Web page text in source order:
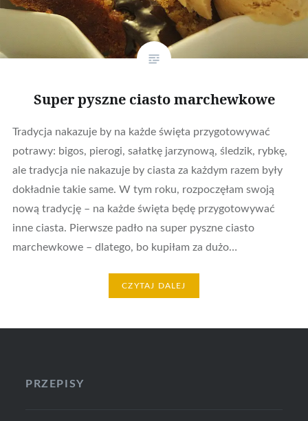
Super pyszne ciasto marchewkowe
Tradycja nakazuje by na każde święta przygotowywać
potrawy: bigos, pierogi, sałatkę jarzynową, śledzik, rybkę,
ale tradycja nie nakazuje by ciasta za każdym razem były
dokładnie takie same. W tym roku, rozpoczęłam swoją
nową tradycję – na każde święta będę przygotowywać
inne ciasta. Pierwsze padło na super pyszne ciasto
marchewkowe – dlatego, bo kupiłam za dużo…
CZYTAJ DALEJ
PRZEPISY